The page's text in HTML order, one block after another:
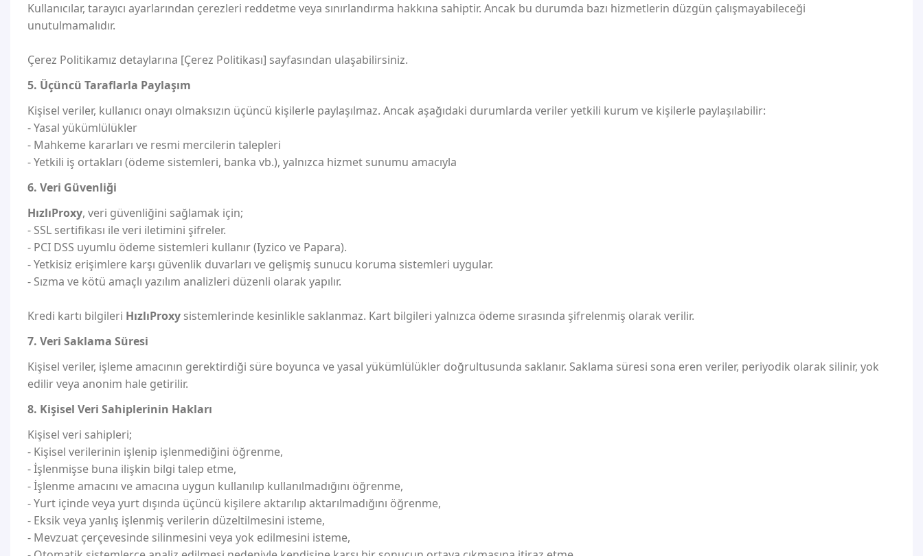
Kullanıcılar, tarayıcı ayarlarından çerezleri reddetme veya sınırlandırma hakkına sahiptir. Ancak bu durumda bazı hizmetlerin düzgün çalışmayabileceği
unutulmamalıdır.
Çerez Politikamız detaylarına [Çerez Politikası] sayfasından ulaşabilirsiniz.
5. Üçüncü Taraflarla Paylaşım
Kişisel veriler, kullanıcı onayı olmaksızın üçüncü kişilerle paylaşılmaz. Ancak aşağıdaki durumlarda veriler yetkili kurum ve kişilerle paylaşılabilir:
- Yasal yükümlülükler
- Mahkeme kararları ve resmi mercilerin talepleri
- Yetkili iş ortakları (ödeme sistemleri, banka vb.), yalnızca hizmet sunumu amacıyla
6. Veri Güvenliği
HızlıProxy, veri güvenliğini sağlamak için;
- SSL sertifikası ile veri iletimini şifreler.
- PCI DSS uyumlu ödeme sistemleri kullanır (Iyzico ve Papara).
- Yetkisiz erişimlere karşı güvenlik duvarları ve gelişmiş sunucu koruma sistemleri uygular.
- Sızma ve kötü amaçlı yazılım analizleri düzenli olarak yapılır.
Kredi kartı bilgileri HızlıProxy sistemlerinde kesinlikle saklanmaz. Kart bilgileri yalnızca ödeme sırasında şifrelenmiş olarak verilir.
7. Veri Saklama Süresi
Kişisel veriler, işleme amacının gerektirdiği süre boyunca ve yasal yükümlülükler doğrultusunda saklanır. Saklama süresi sona eren veriler, periyodik olarak silinir, yok
edilir veya anonim hale getirilir.
8. Kişisel Veri Sahiplerinin Hakları
Kişisel veri sahipleri;
- Kişisel verilerinin işlenip işlenmediğini öğrenme,
- İşlenmişse buna ilişkin bilgi talep etme,
- İşlenme amacını ve amacına uygun kullanılıp kullanılmadığını öğrenme,
- Yurt içinde veya yurt dışında üçüncü kişilere aktarılıp aktarılmadığını öğrenme,
- Eksik veya yanlış işlenmiş verilerin düzeltilmesini isteme,
- Mevzuat çerçevesinde silinmesini veya yok edilmesini isteme,